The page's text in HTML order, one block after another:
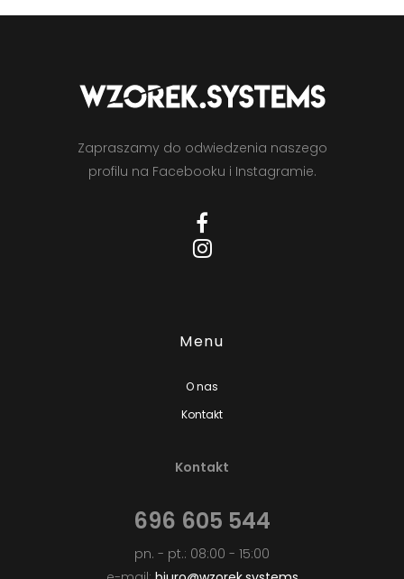
Zapraszamy do odwiedzenia naszego
profilu na Facebooku i Instagramie.
Menu
O nas
Kontakt
Kontakt
696 605 544
pn. - pt.: 08:00 - 15:00